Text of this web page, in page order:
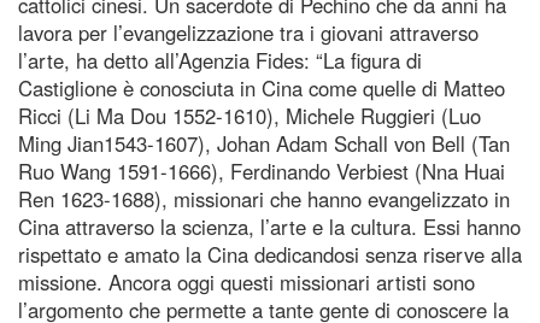
lavora per l’evangelizzazione tra i giovani attraverso
l’arte, ha detto all’Agenzia Fides: “La figura di
Castiglione è conosciuta in Cina come quelle di Matteo
Ricci (Li Ma Dou 1552-1610), Michele Ruggieri (Luo
Ming Jian1543-1607), Johan Adam Schall von Bell (Tan
Ruo Wang 1591-1666), Ferdinando Verbiest (Nna Huai
Ren 1623-1688), missionari che hanno evangelizzato in
Cina attraverso la scienza, l’arte e la cultura. Essi hanno
rispettato e amato la Cina dedicandosi senza riserve alla
missione. Ancora oggi questi missionari artisti sono
l’argomento che permette a tante gente di conoscere la